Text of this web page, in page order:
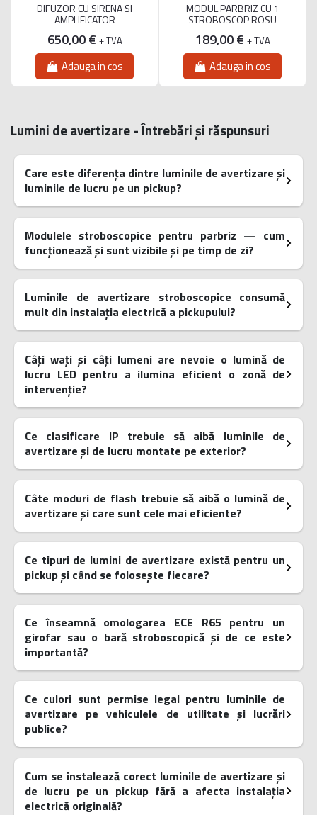
DIFUZOR CU SIRENA SI
AMPLIFICATOR
650,00 € + TVA
Adauga in cos
MODUL PARBRIZ CU 1
STROBOSCOP ROSU
189,00 € + TVA
Adauga in cos
Lumini de avertizare - Întrebări și răspunsuri
Care este diferența dintre luminile de avertizare și
luminile de lucru pe un pickup?
Modulele stroboscopice pentru parbriz — cum
funcționează și sunt vizibile și pe timp de zi?
Luminile de avertizare stroboscopice consumă
mult din instalația electrică a pickupului?
Câți wați și câți lumeni are nevoie o lumină de
lucru LED pentru a ilumina eficient o zonă de
intervenție?
Ce clasificare IP trebuie să aibă luminile de
avertizare și de lucru montate pe exterior?
Câte moduri de flash trebuie să aibă o lumină de
avertizare și care sunt cele mai eficiente?
Ce tipuri de lumini de avertizare există pentru un
pickup și când se folosește fiecare?
Ce înseamnă omologarea ECE R65 pentru un
girofar sau o bară stroboscopică și de ce este
importantă?
Ce culori sunt permise legal pentru luminile de
avertizare pe vehiculele de utilitate și lucrări
publice?
Cum se instalează corect luminile de avertizare și
de lucru pe un pickup fără a afecta instalația
electrică originală?